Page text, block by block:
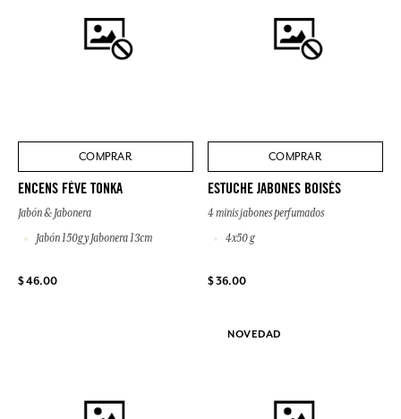
COMPRAR
ENCENS FÈVE TONKA
Jabón & Jabonera
Jabón 150g y Jabonera 13cm
$ 46.00
COMPRAR
ESTUCHE JABONES BOISÉS
4 minis jabones perfumados
4x50 g
$ 36.00
NOVEDAD